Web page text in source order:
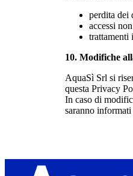
perdita dei
accessi
trattamenti
10. Modifiche
AquaSì Srl si
questa Privacy
In caso di
saranno